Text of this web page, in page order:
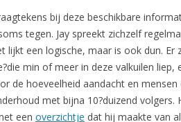
bij deze beschikbare
tegen. Jay spreekt zichzelf
een logische, maar is ook dun.
min of meer in deze valkuilen
de hoeveelheid aandacht en
met bijna 10?duizend
een overzichtje dat hij maakte van